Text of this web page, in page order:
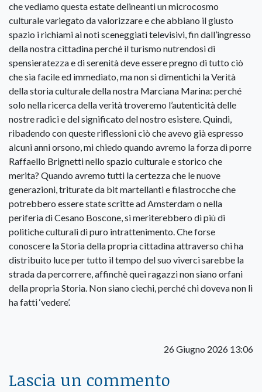
che vediamo questa estate delineanti un microcosmo
culturale variegato da valorizzare e che abbiano il giusto
spazio i richiami ai noti sceneggiati televisivi, fin dall’ingresso
della nostra cittadina perché il turismo nutrendosi di
spensieratezza e di serenità deve essere pregno di tutto ciò
che sia facile ed immediato, ma non si dimentichi la Verità
della storia culturale della nostra Marciana Marina: perché
solo nella ricerca della verità troveremo l’autenticità delle
nostre radici e del significato del nostro esistere. Quindi,
ribadendo con queste riflessioni ciò che avevo già espresso
alcuni anni orsono, mi chiedo quando avremo la forza di porre
Raffaello Brignetti nello spazio culturale e storico che
merita? Quando avremo tutti la certezza che le nuove
generazioni, triturate da bit martellanti e filastrocche che
potrebbero essere state scritte ad Amsterdam o nella
periferia di Cesano Boscone, si meriterebbero di più di
politiche culturali di puro intrattenimento. Che forse
conoscere la Storia della propria cittadina attraverso chi ha
distribuito luce per tutto il tempo del suo viverci sarebbe la
strada da percorrere, affinchè quei ragazzi non siano orfani
della propria Storia. Non siano ciechi, perché chi doveva non li
ha fatti ‘vedere’.
26 Giugno 2026 13:06
Lascia un commento